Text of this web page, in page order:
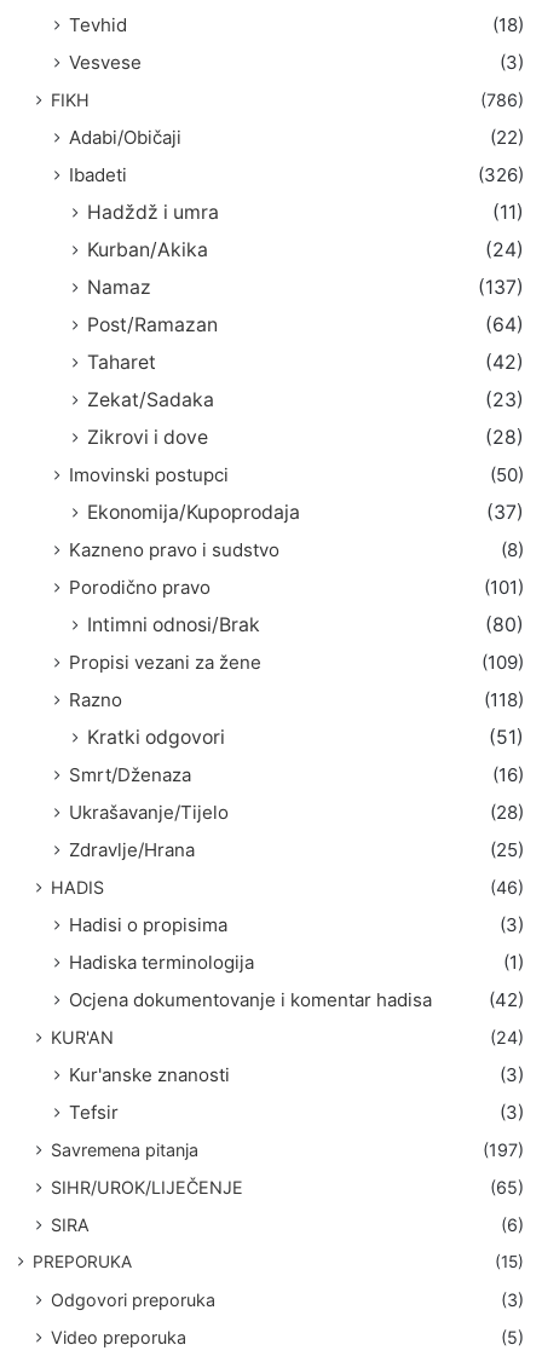
Tevhid
(18)
Vesvese
(3)
FIKH (786)
Adabi/Običaji
(22)
Ibadeti
(326)
Hadždž i umra
(11)
Kurban/Akika
(24)
Namaz
(137)
Post/Ramazan
(64)
Taharet
(42)
Zekat/Sadaka
(23)
Zikrovi i dove
(28)
Imovinski postupci
(50)
Ekonomija/Kupoprodaja
(37)
Kazneno pravo i sudstvo
(8)
Porodično pravo
(101)
Intimni odnosi/Brak
(80)
Propisi vezani za žene
(109)
Razno
(118)
Kratki odgovori
(51)
Smrt/Dženaza
(16)
Ukrašavanje/Tijelo
(28)
Zdravlje/Hrana
(25)
HADIS (46)
Hadisi o propisima
(3)
Hadiska terminologija
(1)
Ocjena dokumentovanje i komentar hadisa
(42)
KUR'AN (24)
Kur'anske znanosti
(3)
Tefsir
(3)
Savremena pitanja
(197)
SIHR/UROK/LIJEČENJE
(65)
SIRA
(6)
PREPORUKA (15)
Odgovori preporuka
(3)
Video preporuka
(5)